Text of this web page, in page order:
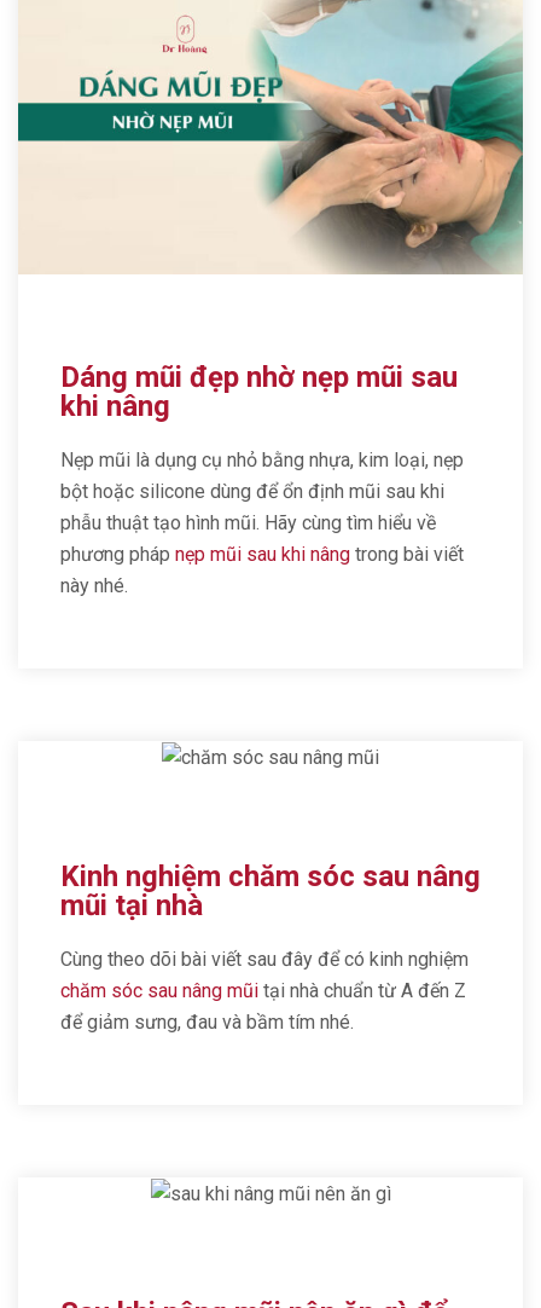
Dáng mũi đẹp nhờ nẹp mũi sau
khi nâng
Nẹp mũi là dụng cụ nhỏ bằng nhựa, kim loại, nẹp
bột hoặc silicone dùng để ổn định mũi sau khi
phẫu thuật tạo hình mũi. Hãy cùng tìm hiểu về
phương pháp nẹp mũi sau khi nâng trong bài viết
này nhé.
Kinh nghiệm chăm sóc sau nâng
mũi tại nhà
Cùng theo dõi bài viết sau đây để có kinh nghiệm
chăm sóc sau nâng mũi tại nhà chuẩn từ A đến Z
để giảm sưng, đau và bầm tím nhé.